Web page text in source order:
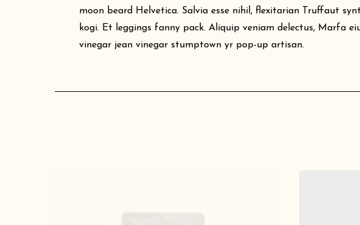
moon beard Helvetica. Salvia esse nihil, flexitarian Truffaut
kogi. Et leggings fanny pack. Aliquip veniam delectus, Marfa
vinegar jean vinegar stumptown yr pop-up artisan.